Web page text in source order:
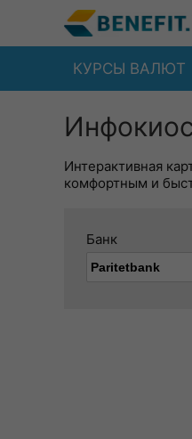
КУРСЫ ВАЛЮТ
Интерактивная
комфортным и
Банк